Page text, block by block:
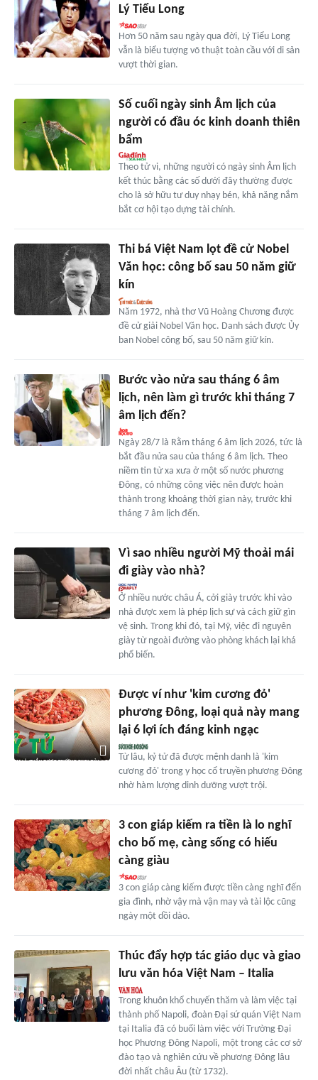
Lý Tiểu Long
Hơn 50 năm sau ngày qua đời, Lý Tiểu Long
vẫn là biểu tượng võ thuật toàn cầu với di sản
vượt thời gian.
Số cuối ngày sinh Âm lịch của
người có đầu óc kinh doanh thiên
bẩm
Theo tử vi, những người có ngày sinh Âm lịch
kết thúc bằng các số dưới đây thường được
cho là sở hữu tư duy nhạy bén, khả năng nắm
bắt cơ hội tạo dựng tài chính.
Thi bá Việt Nam lọt đề cử Nobel
Văn học: công bố sau 50 năm giữ
kín
Năm 1972, nhà thơ Vũ Hoàng Chương được
đề cử giải Nobel Văn học. Danh sách được Ủy
ban Nobel công bố, sau 50 năm giữ kín.
Bước vào nửa sau tháng 6 âm
lịch, nên làm gì trước khi tháng 7
âm lịch đến?
Ngày 28/7 là Rằm tháng 6 âm lịch 2026, tức là
bắt đầu nửa sau của tháng 6 âm lịch. Theo
niềm tin từ xa xưa ở một số nước phương
Đông, có những công việc nên được hoàn
thành trong khoảng thời gian này, trước khi
tháng 7 âm lịch đến.
Vì sao nhiều người Mỹ thoải mái
đi giày vào nhà?
Ở nhiều nước châu Á, cởi giày trước khi vào
nhà được xem là phép lịch sự và cách giữ gìn
vệ sinh. Trong khi đó, tại Mỹ, việc đi nguyên
giày từ ngoài đường vào phòng khách lại khá
phổ biến.
Được ví như 'kim cương đỏ'
phương Đông, loại quả này mang
lại 6 lợi ích đáng kinh ngạc
Từ lâu, kỷ tử đã được mệnh danh là 'kim
cương đỏ' trong y học cổ truyền phương Đông
nhờ hàm lượng dinh dưỡng vượt trội.
3 con giáp kiếm ra tiền là lo nghĩ
cho bố mẹ, càng sống có hiếu
càng giàu
3 con giáp càng kiếm được tiền càng nghĩ đến
gia đình, nhờ vậy mà vận may và tài lộc cũng
ngày một dồi dào.
Thúc đẩy hợp tác giáo dục và giao
lưu văn hóa Việt Nam – Italia
Trong khuôn khổ chuyến thăm và làm việc tại
thành phố Napoli, đoàn Đại sứ quán Việt Nam
tại Italia đã có buổi làm việc với Trường Đại
học Phương Đông Napoli, một trong các cơ sở
đào tạo và nghiên cứu về phương Đông lâu
đời nhất châu Âu (từ 1732).